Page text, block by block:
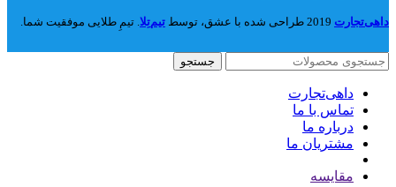
داهی‌تجارت 2019 طراحی شده با عشق، توسط تیم‌تِلا. تیمِ طلایی موفقیت شما.
جستجو
داهی‌تجارت
تماس با ما
درباره ما
مشتریان ما
مقايسه